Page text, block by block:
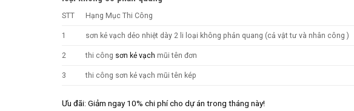
STT Hạng Mục Thi Công
1 sơn kẻ vạch dẻo nhiệt dày 2 li loại không phản quang (cả vật tư và nhân công )
2 thi công sơn kẻ vạch mũi tên đơn
3 thi công sơn kẻ vạch mũi tên kép
Ưu đãi: Giảm ngay 10% chi phí cho dự án trong tháng này!